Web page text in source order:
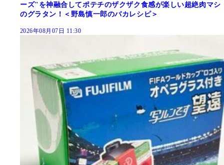
ーズ"を神融合してポテチのザクザク食感が楽しい超絶肉マシ
のグラタン！＜野島慎一郎のバカレシピ＞
2026年08月07日 11:30